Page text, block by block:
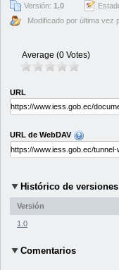
Versión: 1.0
Modificado por última vez
Average (0 Votes)
URL
URL de WebDAV
Histórico de versiones
Versión
1.0
Comentarios